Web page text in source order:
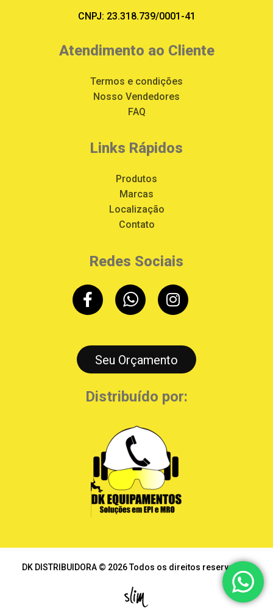
CNPJ: 23.318.739/0001-41
Atendimento ao Cliente
Termos e condições
Nosso Vendedores
FAQ
Links Rápidos
Produtos
Marcas
Localização
Contato
Redes Sociais
Seu Orçamento
Distribuído por:
DK DISTRIBUIDORA © 2026 Todos os direitos reservados.